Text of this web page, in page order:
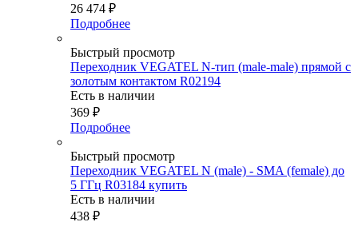
26 474 ₽
Подробнее
Быстрый просмотр
Переходник VEGATEL N-тип (male-male) прямой с
золотым контактом R02194
Есть в наличии
369 ₽
Подробнее
Быстрый просмотр
Переходник VEGATEL N (male) - SMA (female) до
5 ГГц R03184 купить
Есть в наличии
438 ₽